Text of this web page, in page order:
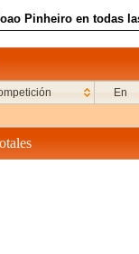
Pinheiro en todas
En